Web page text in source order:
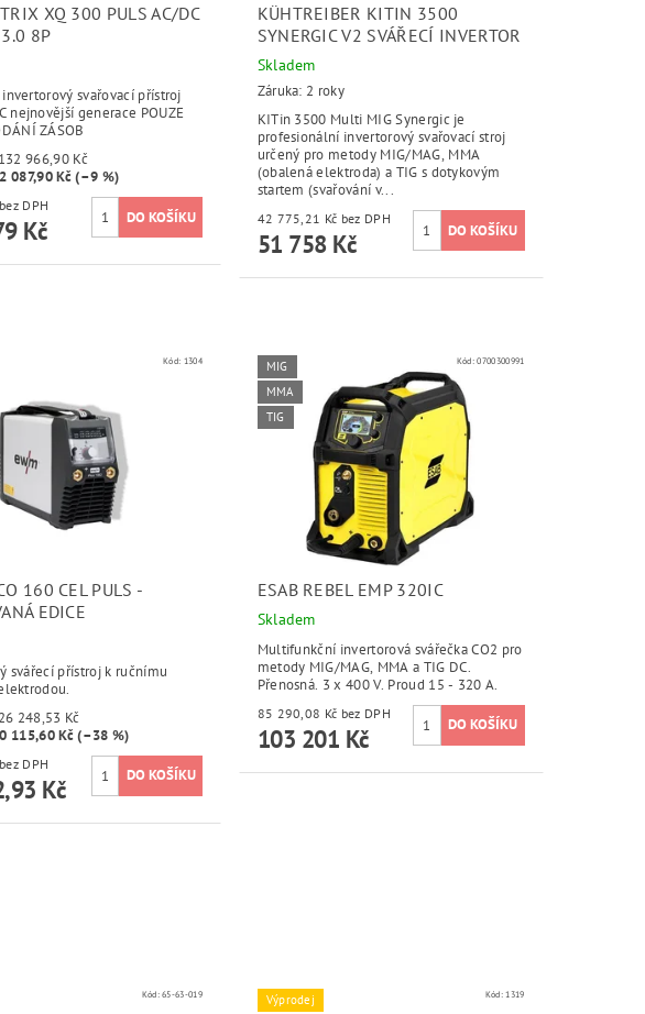
XQ 300 PULS AC/DC
3.0 8P
svařovací přístroj
nejnovější generace POUZE
ZÁSOB
132 966,90 Kč
087,90 Kč (–9 %)
99 900 Kč bez DPH
Kč
KÜHTREIBER KITIN 3500
SYNERGIC V2 SVÁŘECÍ INVERTOR
Skladem
Záruka: 2 roky
KITin 3500 Multi MIG Synergic je
profesionální invertorový svařovací stroj
určený pro metody MIG/MAG, MMA
(obalená elektroda) a TIG s dotykovým
startem (svařování v...
42 775,21 Kč bez DPH
51 758 Kč
Kód: 1304
160 CEL PULS -
EDICE
svářecí přístroj k ručnímu
26 248,53 Kč
115,60 Kč (–38 %)
13 333 Kč bez DPH
Kč
MIG
MMA
TIG
Kód:0700300991
ESAB REBEL EMP 320IC
Skladem
Multifunkční invertorová svářečka CO2 pro
metody MIG/MAG, MMA a TIG DC.
Přenosná. 3 x 400 V. Proud 15 - 320 A.
85 290,08 Kč bez DPH
103 201 Kč
Kód:65-63-019 Výprodej Kód:1319